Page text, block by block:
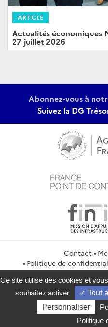
ARTICLE
Actualités économiques
27 juillet 2026
Abonnez-vous à
Suivez la DG
Contact
Politique de
Gestion des
service-public.gouv.fr
2026 Direction
Ce site utilise des cookies et
souhaitez activer
Tout
Personnaliser
Politique